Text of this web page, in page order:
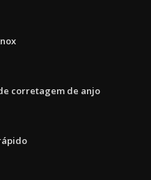
corretagem de anjo